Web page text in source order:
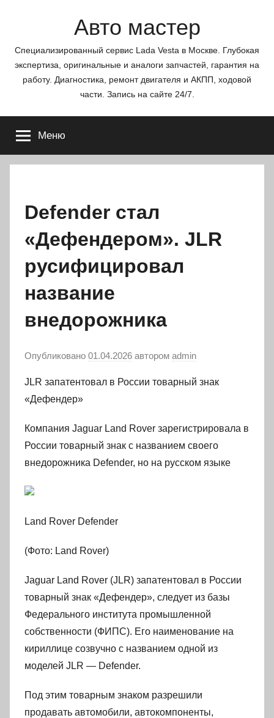
Авто мастер
Специализированный сервис Lada Vesta в Москве. Глубокая
экспертиза, оригинальные и аналоги запчастей, гарантия на
работу. Диагностика, ремонт двигателя и АКПП, ходовой
части. Запись на сайте 24/7.
Меню
Defender стал
«Дефендером». JLR
русифицировал
название
внедорожника
Опубликовано 01.04.2026 автором admin
JLR запатентовал в России товарный знак
«Дефендер»
Компания Jaguar Land Rover зарегистрировала в
России товарный знак с названием своего
внедорожника Defender, но на русском языке
Land Rover Defender
(Фото: Land Rover)
Jaguar Land Rover (JLR) запатентовал в России
товарный знак «Дефендер», следует из базы
Федерального института промышленной
собственности (ФИПС). Его наименование на
кириллице созвучно с названием одной из
моделей JLR — Defender.
Под этим товарным знаком разрешили
продавать автомобили, автокомпоненты,